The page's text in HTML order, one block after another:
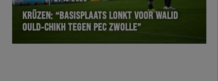
KRÜZEN: “BASISPLAATS LONKT VOOR WALID
OULD-CHIKH TEGEN PEC ZWOLLE”